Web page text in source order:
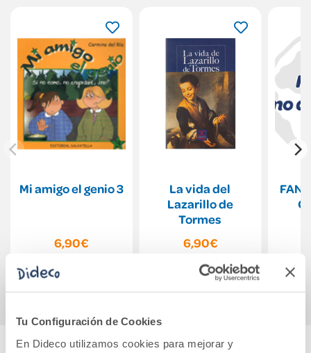
Tu Configuración de Cookies
En Dideco utilizamos cookies para mejorar y
Mi amigo el genio 3
6,90€
Comprar
La vida del
Lazarillo de
Tormes
6,90€
Comprar